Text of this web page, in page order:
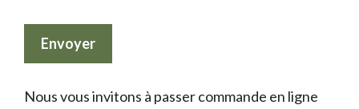
Nous vous invitons à passer commande en ligne